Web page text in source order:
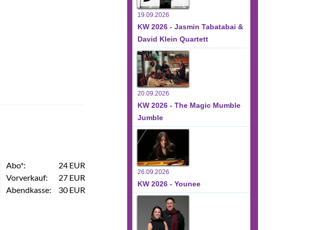
Abo*:
24 EUR
Vorverkauf:
27 EUR
Abendkasse:
30 EUR
19.09.2026
KW 2026 - Jasmin Tabatabai &
David Klein Quartett
20.09.2026
KW 2026 - The Magic Mumble
Jumble
26.09.2026
KW 2026 - Younee